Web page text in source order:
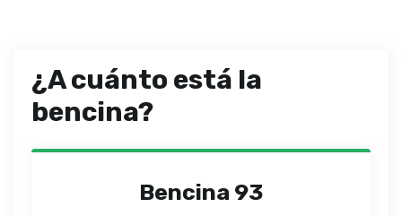
¿A cuánto está la
bencina?
Bencina 93